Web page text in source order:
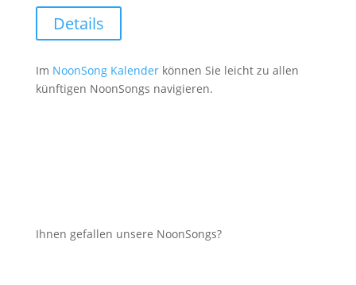
Details
Im NoonSong Kalenderkönnen Sie leicht zu allen
künftigen NoonSongs navigieren.
Ihnen gefallen unsere NoonSongs?